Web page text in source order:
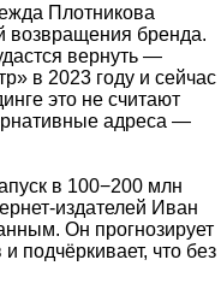
Плотникова
возвращения бренда.
вернуть —
в 2023 году и сейчас
это не считают
адреса —
в 100−200 млн
издателей Иван
Он прогнозирует
подчёркивает, что без